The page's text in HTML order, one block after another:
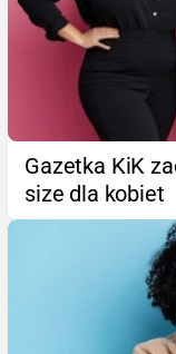
Gazetka KiK
size dla kobiet